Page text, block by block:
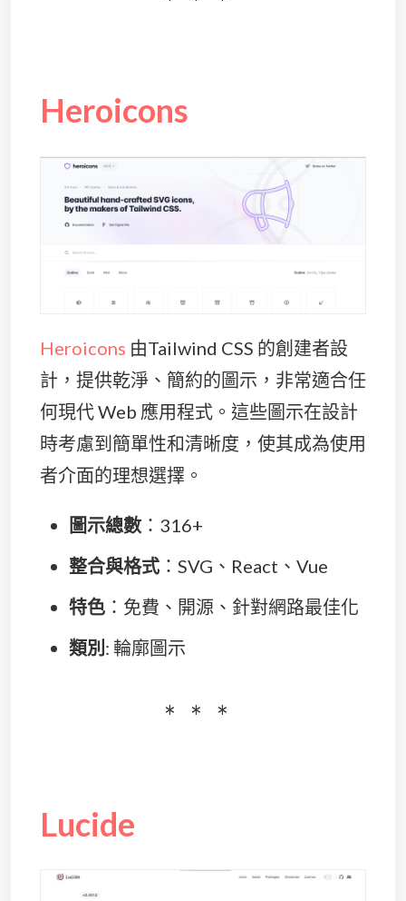
Heroicons
Heroicons 由Tailwind CSS 的創建者設
計，提供乾淨、簡約的圖示，非常適合任
何現代 Web 應用程式。這些圖示在設計
時考慮到簡單性和清晰度，使其成為使用
者介面的理想選擇。
圖示總數 ：316+
整合與格式 ：SVG、React、Vue
特色 ：免費、開源、針對網路最佳化
類別 : 輪廓圖示
Lucide